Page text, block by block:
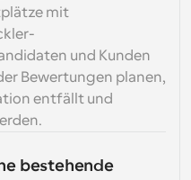
mit
und Kunden
Bewertungen planen,
entfällt und
bestehende